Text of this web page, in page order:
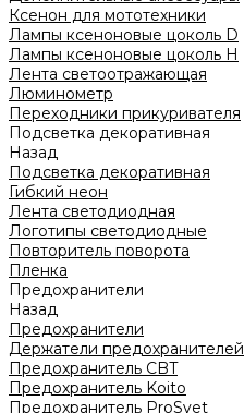
Ксенон для мототехники
Лампы ксеноновые цоколь D
Лампы ксеноновые цоколь H
Лента светоотражающая
Люминометр
Переходники прикуривателя
Подсветка декоративная
Назад
Подсветка декоративная
Гибкий неон
Лента светодиодная
Логотипы светодиодные
Повторитель поворота
Пленка
Предохранители
Назад
Предохранители
Держатели предохранителей
Предохранитель CBT
Предохранитель Koito
Предохранитель ProSvet